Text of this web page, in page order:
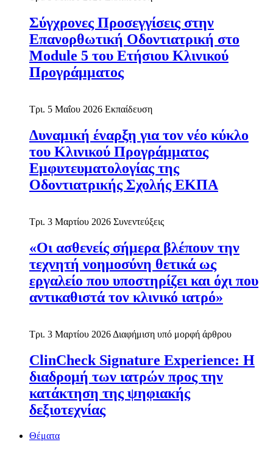
Σύγχρονες Προσεγγίσεις στην
Επανορθωτική Οδοντιατρική στο
Module 5 του Ετήσιου Κλινικού
Προγράμματος
Τρι. 5 Μαΐου 2026 Εκπαίδευση
Δυναμική έναρξη για τον νέο κύκλο
του Κλινικού Προγράμματος
Εμφυτευματολογίας της
Οδοντιατρικής Σχολής ΕΚΠΑ
Τρι. 3 Μαρτίου 2026 Συνεντεύξεις
«Οι ασθενείς σήμερα βλέπουν την
τεχνητή νοημοσύνη θετικά ως
εργαλείο που υποστηρίζει και όχι που
αντικαθιστά τον κλινικό ιατρό»
Τρι. 3 Μαρτίου 2026 Διαφήμιση υπό μορφή άρθρου
ClinCheck Signature Experience: Η
διαδρομή των ιατρών προς την
κατάκτηση της ψηφιακής
δεξιοτεχνίας
Θέματα